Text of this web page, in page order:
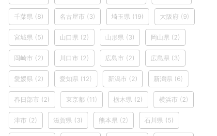
千葉県 (8) 名古屋市 (3) 埼玉県 (19) 大阪府 (9)
宮城県 (5) 山口県 (2) 山形県 (3) 岡山県 (2)
岡崎市 (2) 川口市 (2) 広島市 (2) 広島県 (3)
愛媛県 (2) 愛知県 (12) 新潟市 (2) 新潟県 (6)
春日部市 (2) 東京都 (11) 栃木県 (2) 横浜市 (2)
津市 (2) 滋賀県 (3) 熊本県 (2) 石川県 (5)